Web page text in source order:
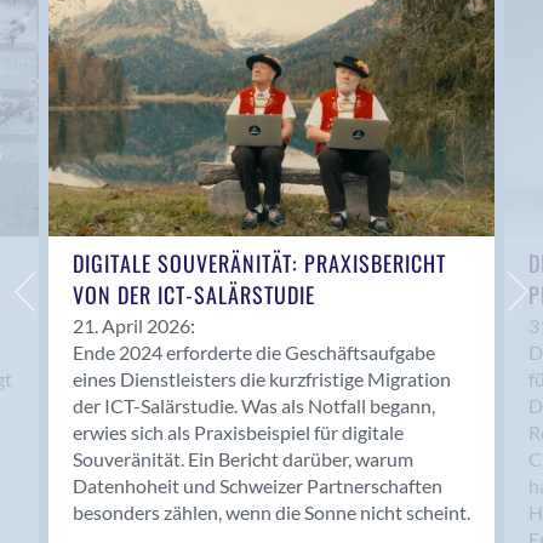
Anwil
Appenzell
Au SG
Baar
Baden
Balsthal
Balzers
Basel
Bassersdorf
Belp
Bendern
Benken (SG)
Bergdietikon
Berlin
Bern
Bern - Liebefeld
DIGITALE SOUVERÄNITÄT: PRAXISBERICHT
VON DER ICT-SALÄRSTUDIE
21. April 2026:
Ende 2024 erforderte die Geschäftsaufgabe
eines Dienstleisters die kurzfristige Migration
der ICT-Salärstudie. Was als Notfall begann,
erwies sich als Praxisbeispiel für digitale
Souveränität. Ein Bericht darüber, warum
Datenhoheit und Schweizer Partnerschaften
besonders zählen, wenn die Sonne nicht scheint.